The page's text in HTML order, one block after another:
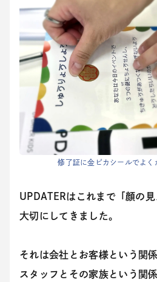
修了証に金ピカシールでよく
UPDATERはこれまで「顔の
大切にしてきました。
それは会社とお客様という関
スタッフとその家族という関